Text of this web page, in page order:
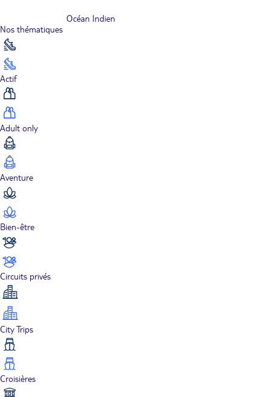
Océan Indien
Nos thématiques
Actif
Adult only
Aventure
Bien-être
Circuits privés
City Trips
Croisières